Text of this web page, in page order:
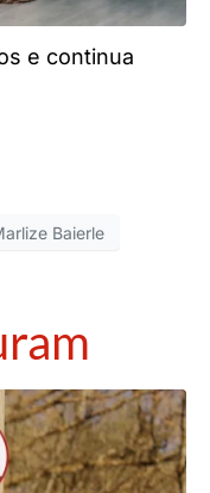
e continua
Baierle